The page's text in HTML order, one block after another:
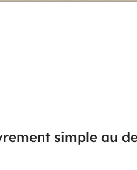
simple au